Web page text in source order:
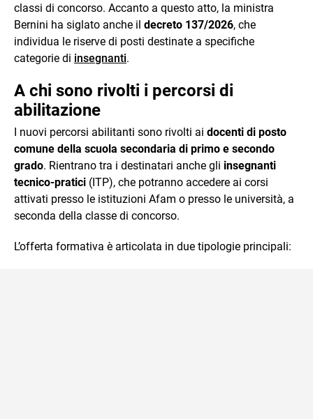
classi di concorso. Accanto a questo atto, la ministra
Bernini ha siglato anche il decreto 137/2026, che
individua le riserve di posti destinate a specifiche
categorie di insegnanti.
A chi sono rivolti i percorsi di
abilitazione
I nuovi percorsi abilitanti sono rivolti ai docenti di posto
comune della scuola secondaria di primo e secondo
grado. Rientrano tra i destinatari anche gli insegnanti
tecnico-pratici (ITP), che potranno accedere ai corsi
attivati presso le istituzioni Afam o presso le università, a
seconda della classe di concorso.
L’offerta formativa è articolata in due tipologie principali: